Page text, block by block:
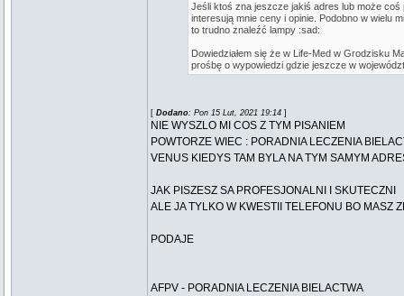
Jeśli ktoś zna jeszcze jakiś adres lub może
interesują mnie ceny i opinie. Podobno w wielu
to trudno znaleźć lampy :sad:
Dowiedziałem się że w Life-Med w Grodzisku
prośbę o wypowiedzi gdzie jeszcze w
[ Dodano: Pon 15 Lut, 2021 19:14 ]
NIE WYSZLO MI COS Z TYM PISANIEM
POWTORZE WIEC : PORADNIA LECZENIA
VENUS KIEDYS TAM BYLA NA TYM SAMYM
JAK PISZESZ SA PROFESJONALNI I SKUTECZNI
ALE JA TYLKO W KWESTII TELEFONU BO MASZ
PODAJE
AFPV - PORADNIA LECZENIA BIELACTWA